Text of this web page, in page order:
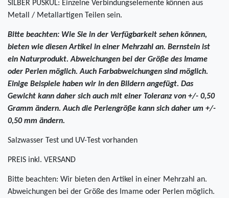
SILBER PÜSKÜL: Einzelne Verbindungselemente können aus
Metall / Metallartigen Teilen sein.
Bitte beachten: Wie Sie in der Verfügbarkeit sehen können,
bieten wie diesen Artikel in einer Mehrzahl an. Bernstein ist
ein Naturprodukt. Abweichungen bei der Größe des Imame
oder Perlen möglich. Auch Farbabweichungen sind möglich.
Einige Beispiele haben wir in den Bildern angefügt. Das
Gewicht kann daher sich auch mit einer Toleranz von +/- 0,50
Gramm ändern. Auch die Perlengröße kann sich daher um +/-
0,50 mm ändern.
Salzwasser Test und UV-Test vorhanden
PREIS inkl. VERSAND
Bitte beachten: Wir bieten den Artikel in einer Mehrzahl an.
Abweichungen bei der Größe des Imame oder Perlen möglich.